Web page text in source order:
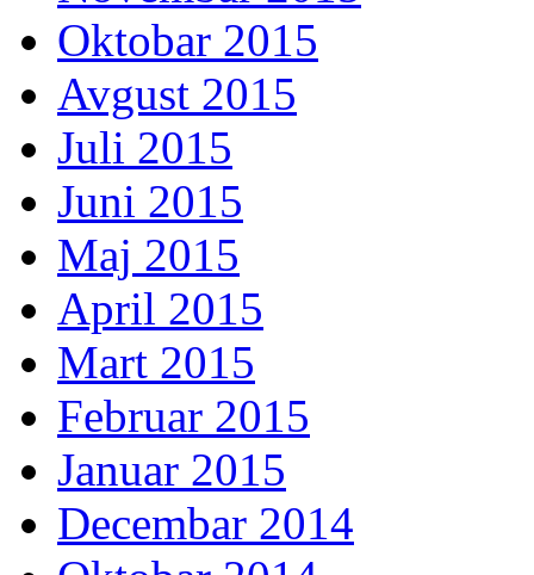
Oktobar 2015
Avgust 2015
Juli 2015
Juni 2015
Maj 2015
April 2015
Mart 2015
Februar 2015
Januar 2015
Decembar 2014